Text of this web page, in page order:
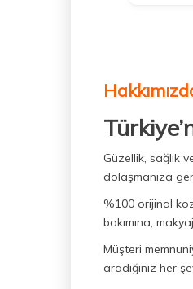
Güzellik, sağlık
dolaşmanıza
%100 orijinal
bakımına,
Müşteri
aradığınız her